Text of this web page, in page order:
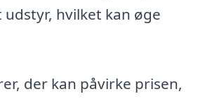
udstyr, hvilket kan øge
der kan påvirke prisen,